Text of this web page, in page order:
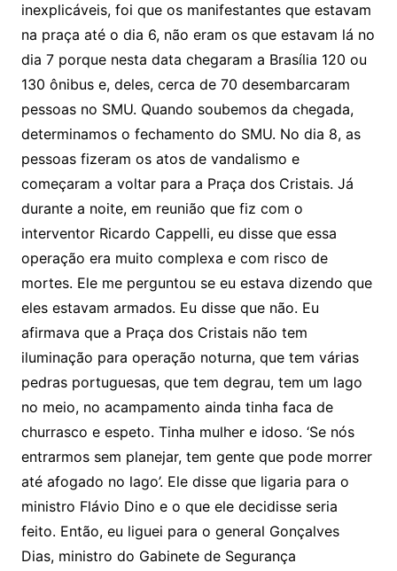
inexplicáveis, foi que os manifestantes que estavam
na praça até o dia 6, não eram os que estavam lá no
dia 7 porque nesta data chegaram a Brasília 120 ou
130 ônibus e, deles, cerca de 70 desembarcaram
pessoas no SMU. Quando soubemos da chegada,
determinamos o fechamento do SMU. No dia 8, as
pessoas fizeram os atos de vandalismo e
começaram a voltar para a Praça dos Cristais. Já
durante a noite, em reunião que fiz com o
interventor Ricardo Cappelli, eu disse que essa
operação era muito complexa e com risco de
mortes. Ele me perguntou se eu estava dizendo que
eles estavam armados. Eu disse que não. Eu
afirmava que a Praça dos Cristais não tem
iluminação para operação noturna, que tem várias
pedras portuguesas, que tem degrau, tem um lago
no meio, no acampamento ainda tinha faca de
churrasco e espeto. Tinha mulher e idoso. ‘Se nós
entrarmos sem planejar, tem gente que pode morrer
até afogado no lago’. Ele disse que ligaria para o
ministro Flávio Dino e o que ele decidisse seria
feito. Então, eu liguei para o general Gonçalves
Dias, ministro do Gabinete de Segurança